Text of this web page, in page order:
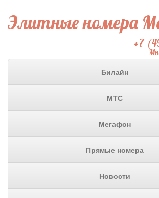
Элитные номера
+7
Билайн
МТС
Мегафон
Прямые номера
Новости